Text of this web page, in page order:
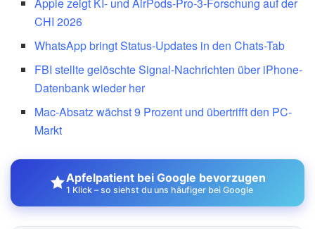
CHI 2026
WhatsApp bringt Status-Updates in den Chats-Tab
FBI stellte gelöschte Signal-Nachrichten über iPhone-
Datenbank wieder her
Mac-Absatz wächst 9 Prozent und übertrifft den PC-
Markt
Apfelpatient bei Google bevorzugen
1 Klick – so siehst du uns häufiger bei Google